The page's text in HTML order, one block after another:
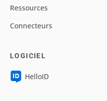
Ressources
Connecteurs
LOGICIEL
HelloID